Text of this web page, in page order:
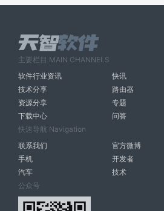
主要栏目 MAIN CHANNELS
软件行业资讯
快讯
技术分享
路由器
资源分享
专题
下载中心
问答
快速导航 Navigation
联系我们
官方微博
手机
开发者
汽车
技术
公众号